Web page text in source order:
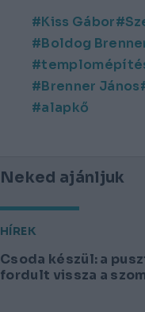
Kiss Gábor
Boldog
Brenner János
alapkő
Neked ajánljuk
HÍREK
Csoda készül: a
fordult vissza a